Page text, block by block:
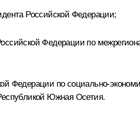
Российской Федерации;
Федерации по
Федерации по социально-
Южная Осетия.